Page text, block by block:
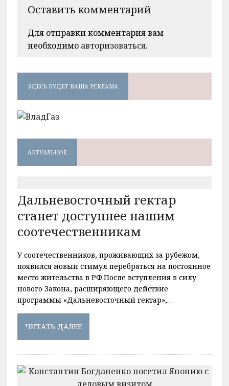
Оставить комментарий
Для отправки комментария вам
необходимо авторизоваться.
ЗДЕСЬ БУДЕТ ВАША РЕКЛАМА
АКТУАЛЬНОЕ
Дальневосточный гектар
станет доступнее нашим
соотечественникам
У соотечественников, проживающих за рубежом,
появился новый стимул перебраться на постоянное
место жительства в РФ.После вступления в силу
нового Закона, расширяющего действие
программы «Дальневосточный гектар»,…
ЧИТАТЬ ДАЛЕЕ